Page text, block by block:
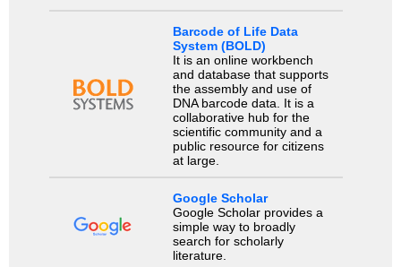
Barcode of Life Data
System (BOLD)
It is an online workbench
and database that supports
the assembly and use of
DNA barcode data. It is a
collaborative hub for the
scientific community and a
public resource for citizens
at large.
Google Scholar
Google Scholar provides a
simple way to broadly
search for scholarly
literature.